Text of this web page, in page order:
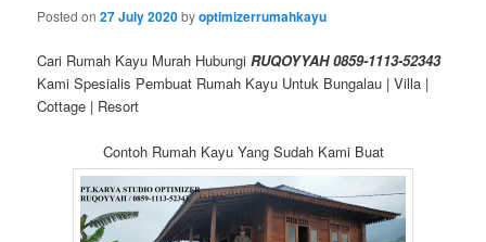
Posted on27 July 2020byoptimizerrumahkayu
Cari Rumah Kayu Murah Hubungi RUQOYYAH 0859-1113-52343
Kami Spesialis Pembuat Rumah Kayu Untuk Bungalau | Villa |
Cottage | Resort
Contoh Rumah Kayu Yang Sudah Kami Buat